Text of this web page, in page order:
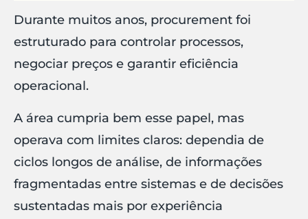
Durante muitos anos, procurement foi
estruturado para controlar processos,
negociar preços e garantir eficiência
operacional.
A área cumpria bem esse papel, mas
operava com limites claros: dependia de
ciclos longos de análise, de informações
fragmentadas entre sistemas e de decisões
sustentadas mais por experiência